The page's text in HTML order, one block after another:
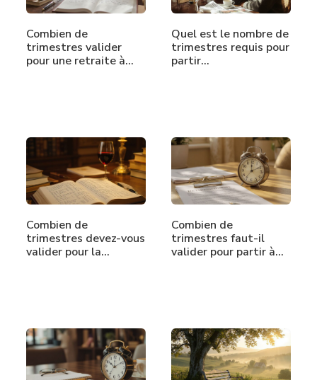
Combien de
trimestres valider
pour une retraite à…
Quel est le nombre de
trimestres requis pour
partir…
Combien de
trimestres devez-vous
valider pour la…
Combien de
trimestres faut-il
valider pour partir à…